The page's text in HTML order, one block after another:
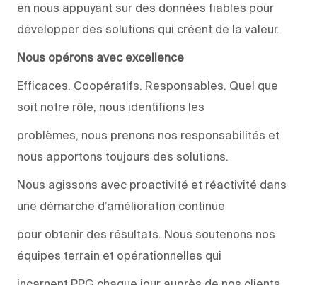
en nous appuyant sur des données fiables pour
développer des solutions qui créent de la valeur.
Nous opérons avec excellence
Efficaces. Coopératifs. Responsables. Quel que
soit notre rôle, nous identifions les
problèmes, nous prenons nos responsabilités et
nous apportons toujours des solutions.
Nous agissons avec proactivité et réactivité dans
une démarche d’amélioration continue
pour obtenir des résultats. Nous soutenons nos
équipes terrain et opérationnelles qui